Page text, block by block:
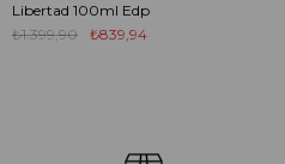
Libertad 100ml Edp
₺839,94
₺1.399,90